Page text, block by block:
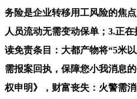
务险是企业转移用工风险的焦
人员流动无需变动保单；3.正
读免责条目：大都产物将“5米
需报案回执，保障您小我消息
权申明》，财富丧失：火警需